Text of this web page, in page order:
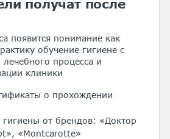
получат после
появится понимание как
обучение гигиене с
процесса и
клиники
о прохождении
гигиены от брендов: «Доктор
«Montcarotte»